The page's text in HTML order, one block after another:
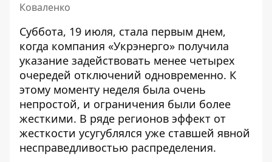
Коваленко
Суббота, 19 июля, стала первым днем,
когда компания «Укрэнерго» получила
указание задействовать менее четырех
очередей отключений одновременно. К
этому моменту неделя была очень
непростой, и ограничения были более
жесткими. В ряде регионов эффект от
жесткости усугублялся уже ставшей явной
несправедливостью распределения.